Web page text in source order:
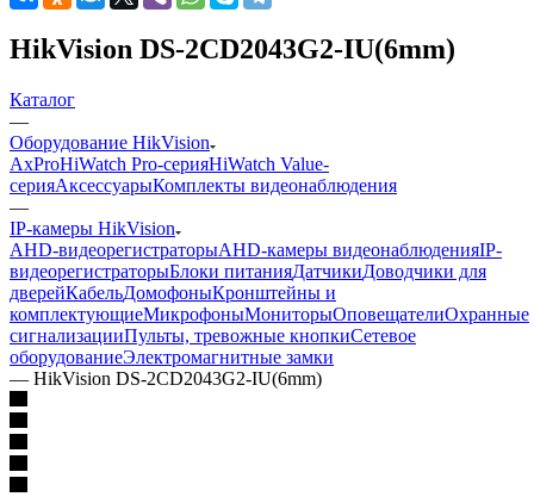
HikVision DS-2CD2043G2-IU(6mm)
Каталог
—
Оборудование HikVision
AxProHiWatch Pro-серияHiWatch Value-
серияАксессуарыКомплекты видеонаблюдения
—
IP-камеры HikVision
AHD-видеорегистраторыAHD-камеры видеонаблюденияIP-
видеорегистраторыБлоки питанияДатчикиДоводчики для
дверейКабельДомофоныКронштейны и
комплектующиеМикрофоныМониторыОповещателиОхранные
сигнализацииПульты, тревожные кнопкиСетевое
оборудованиеЭлектромагнитные замки
— HikVision DS-2CD2043G2-IU(6mm)